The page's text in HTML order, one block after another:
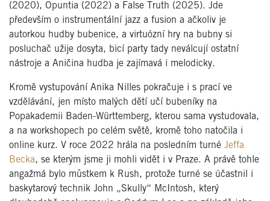
(2020), Opuntia (2022) a False Truth (2025). Jde
především o instrumentální jazz a fusion a ačkoliv je
autorkou hudby bubenice, a virtuózní hry na bubny si
posluchač užije dosyta, bicí party tady neválcují ostatní
nástroje a Aničina hudba je zajímavá i melodicky.
Kromě vystupování Anika Nilles pokračuje i s prací ve
vzdělávání, jen místo malých dětí učí bubeníky na
Popakademii Baden-Württemberg, kterou sama vystudovala,
a na workshopech po celém světě, kromě toho natočila i
online kurz. V roce 2022 hrála na posledním turné Jeffa
Becka, se kterým jsme ji mohli vidět i v Praze. A právě tohle
angažmá bylo můstkem k Rush, protože turné se účastnil i
baskytarový technik John „Skully“ McIntosh, který